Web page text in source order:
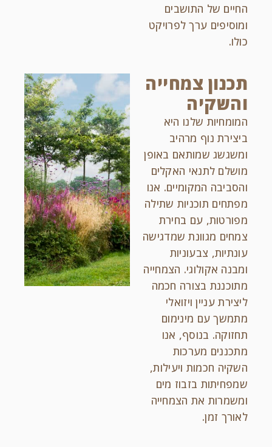
החיים של התושבים
ומוסיפים ערך לפרויקט
כולו.
תכנון צמחייה
והשקיה
המומחיות שלנו היא
ביצירת נוף מרהיב
ומשגשג שמותאם באופן
מושלם לתנאי האקלים
והסביבה המקומיים. אנו
מפתחים תוכניות שתילה
מפורטות, עם בחירת
צמחים מגוונת שמדגישה
עונתיות, צבעוניות
ומבנה אקולוגי. הצמחייה
מתוכננת בצורה חכמה
ליצירת עניין ויזואלי
מתמשך עם מינימום
תחזוקה. בנוסף, אנו
מתכננים מערכות
השקיה חכמות ויעילות,
שמפחיתות בזבוז מים
ומשמרות את הצמחייה
לאורך זמן.